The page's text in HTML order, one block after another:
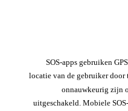
SOS-apps gebruiken
locatie van de gebruiker door
onnauwkeurig zijn
uitgeschakeld. Mobiele